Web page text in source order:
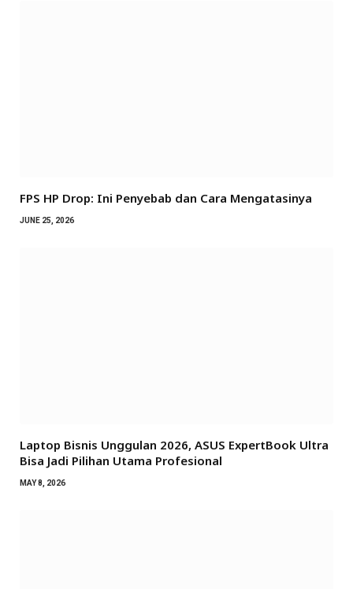
FPS HP Drop: Ini Penyebab dan Cara Mengatasinya
JUNE 25, 2026
Laptop Bisnis Unggulan 2026, ASUS ExpertBook Ultra
Bisa Jadi Pilihan Utama Profesional
MAY 8, 2026